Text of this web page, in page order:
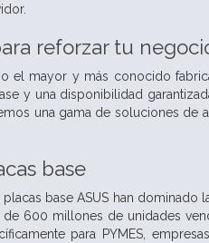
reforzar tu
el mayor y más conocido
y una disponibilidad
una gama de soluciones de
base
base ASUS han
600 millones de unidades
para PYMES,